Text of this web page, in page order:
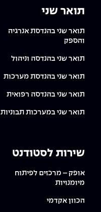
תואר שני
תואר שני בהנדסת אנרגיה
והספק
תואר שני בהנדסה וניהול
תואר שני בהנדסת מערכות
תואר שני בהנדסה רפואית
תואר שני במערכות תבוניות
שירות לסטודנט
אופק – מרכזים לפיתוח
מיומנויות
הכוון אקדמי